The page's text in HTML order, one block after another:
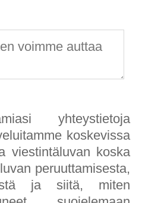
yhteystietoja
koskevissa
viestintäluvan koska
peruuttamisesta,
ja siitä, miten